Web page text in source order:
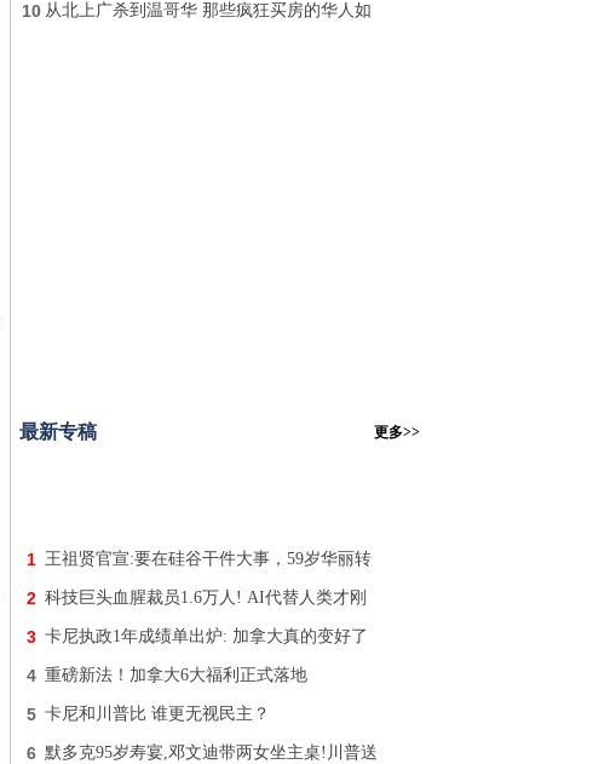
10 从北上广杀到温哥华 那些疯狂买房的华人如
最新专稿 更多>>
1 王祖贤官宣:要在硅谷干件大事，59岁华丽转
2 科技巨头血腥裁员1.6万人! AI代替人类才刚
3 卡尼执政1年成绩单出炉: 加拿大真的变好了
4 重磅新法！加拿大6大福利正式落地
5 卡尼和川普比 谁更无视民主？
6 默多克95岁寿宴,邓文迪带两女坐主桌!川普送